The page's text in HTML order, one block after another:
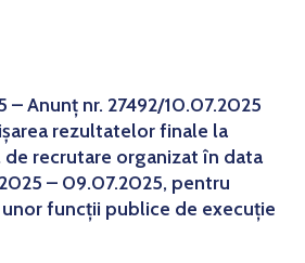
– Anunț nr. 27492/10.07.2025
rezultatelor finale la
de recrutare organizat în data
– 09.07.2025, pentru
funcții publice de execuție